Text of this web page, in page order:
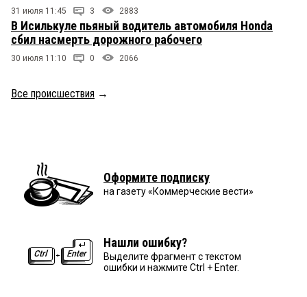
31 июля 11:45 3 2883
В Исилькуле пьяный водитель автомобиля Honda
сбил насмерть дорожного рабочего
30 июля 11:10 0 2066
Все происшествия →
Оформите подписку
на газету «Коммерческие вести»
Нашли ошибку?
Выделите фрагмент с текстом
ошибки и нажмите Ctrl + Enter.